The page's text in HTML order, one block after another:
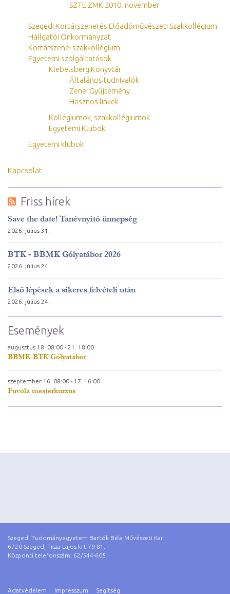
SZTE ZMK 2010. november
Szegedi Kortárszenei és Előadóművészeti Szakkollégium
Hallgatói Önkormányzat
Kortárszenei szakkollégium
Egyetemi szolgáltatások
Klebelsberg Könyvtár
Általános tudnivalók
Zenei Gyűjtemény
Hasznos linkek
Kollégiumok, szakkollégiumok
Egyetemi Klubok
Egyetemi klubok
Kapcsolat
Friss hírek
Save the date! Tanévnyitó ünnepség
2026. július 31.
BTK - BBMK Gólyatábor 2026
2026. július 24.
Első lépések a sikeres felvételi után
2026. július 24.
Események
augusztus 18. 08:00 - 21. 18:00
BBMK-BTK Gólyatábor
szeptember 16. 08:00 - 17. 16:00
Fuvola mesterkurzus
Szegedi Tudományegyetem Bartók Béla Művészeti Kar
6720 Szeged, Tisza Lajos krt 79-81.
Központi telefonszám: 62/544-605
Adatvédelem Impresszum Segítség